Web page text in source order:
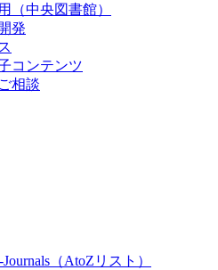
（中央図書館）
発
コンテンツ
相談
（AtoZリスト）